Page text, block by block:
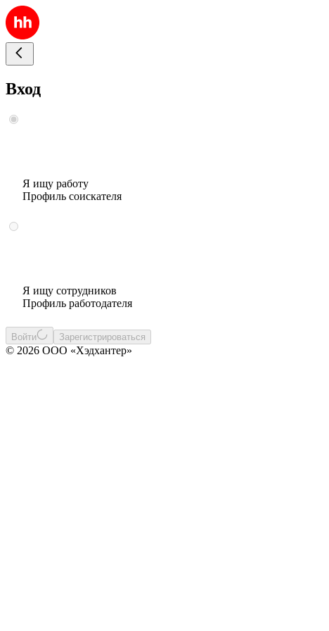
Вход
Я ищу работу
Профиль соискателя
Я ищу сотрудников
Профиль работодателя
Войти Зарегистрироваться
© 2026 ООО «Хэдхантер»